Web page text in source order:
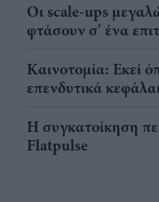
Οι scale-ups
φτάσουν σ' ένα
Καινοτομία: Εκεί
επενδυτικά
Η συγκατοίκηση
Flatpulse